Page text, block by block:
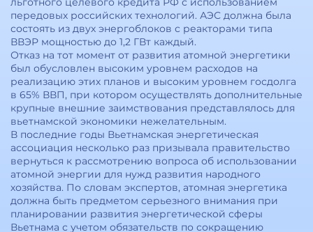
передовых российских технологий. АЭС должна была
состоять из двух энергоблоков с реакторами типа
ВВЭР мощностью до 1,2 ГВт каждый.
Отказ на тот момент от развития атомной энергетики
был обусловлен высоким уровнем расходов на
реализацию этих планов и высоким уровнем госдолга
в 65% ВВП, при котором осуществлять дополнительные
крупные внешние заимствования представлялось для
вьетнамской экономики нежелательным.
В последние годы Вьетнамская энергетическая
ассоциация несколько раз призывала правительство
вернуться к рассмотрению вопроса об использовании
атомной энергии для нужд развития народного
хозяйства. По словам экспертов, атомная энергетика
должна быть предметом серьезного внимания при
планировании развития энергетической сферы
Вьетнама с учетом обязательств по сокращению